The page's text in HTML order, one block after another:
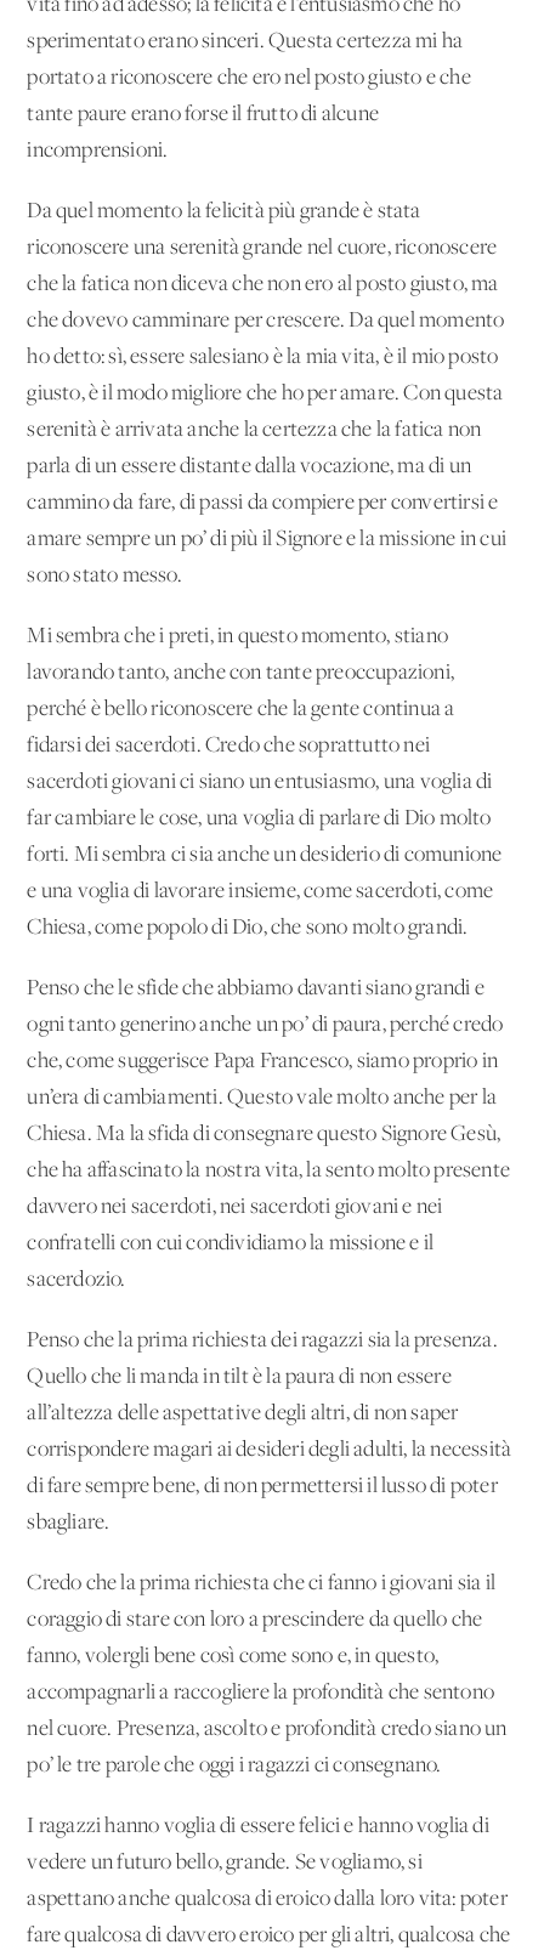
vita fino ad adesso; la felicità e l’entusiasmo che ho
sperimentato erano sinceri. Questa certezza mi ha
portato a riconoscere che ero nel posto giusto e che
tante paure erano forse il frutto di alcune
incomprensioni.
Da quel momento la felicità più grande è stata
riconoscere una serenità grande nel cuore, riconoscere
che la fatica non diceva che non ero al posto giusto, ma
che dovevo camminare per crescere. Da quel momento
ho detto: sì, essere salesiano è la mia vita, è il mio posto
giusto, è il modo migliore che ho per amare. Con questa
serenità è arrivata anche la certezza che la fatica non
parla di un essere distante dalla vocazione, ma di un
cammino da fare, di passi da compiere per convertirsi e
amare sempre un po’ di più il Signore e la missione in cui
sono stato messo.
Mi sembra che i preti, in questo momento, stiano
lavorando tanto, anche con tante preoccupazioni,
perché è bello riconoscere che la gente continua a
fidarsi dei sacerdoti. Credo che soprattutto nei
sacerdoti giovani ci siano un entusiasmo, una voglia di
far cambiare le cose, una voglia di parlare di Dio molto
forti. Mi sembra ci sia anche un desiderio di comunione
e una voglia di lavorare insieme, come sacerdoti, come
Chiesa, come popolo di Dio, che sono molto grandi.
Penso che le sfide che abbiamo davanti siano grandi e
ogni tanto generino anche un po’ di paura, perché credo
che, come suggerisce Papa Francesco, siamo proprio in
un’era di cambiamenti. Questo vale molto anche per la
Chiesa. Ma la sfida di consegnare questo Signore Gesù,
che ha affascinato la nostra vita, la sento molto presente
davvero nei sacerdoti, nei sacerdoti giovani e nei
confratelli con cui condividiamo la missione e il
sacerdozio.
Penso che la prima richiesta dei ragazzi sia la presenza.
Quello che li manda in tilt è la paura di non essere
all’altezza delle aspettative degli altri, di non saper
corrispondere magari ai desideri degli adulti, la necessità
di fare sempre bene, di non permettersi il lusso di poter
sbagliare.
Credo che la prima richiesta che ci fanno i giovani sia il
coraggio di stare con loro a prescindere da quello che
fanno, volergli bene così come sono e, in questo,
accompagnarli a raccogliere la profondità che sentono
nel cuore. Presenza, ascolto e profondità credo siano un
po’ le tre parole che oggi i ragazzi ci consegnano.
I ragazzi hanno voglia di essere felici e hanno voglia di
vedere un futuro bello, grande. Se vogliamo, si
aspettano anche qualcosa di eroico dalla loro vita: poter
fare qualcosa di davvero eroico per gli altri, qualcosa che